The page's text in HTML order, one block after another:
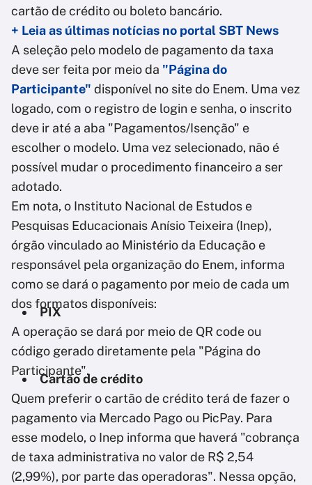
cartão de crédito ou boleto bancário.
+ Leia as últimas notícias no portal SBT News
A seleção pelo modelo de pagamento da taxa
deve ser feita por meio da "Página do
Participante" disponível no site do Enem. Uma vez
logado, com o registro de login e senha, o inscrito
deve ir até a aba "Pagamentos/Isenção" e
escolher o modelo. Uma vez selecionado, não é
possível mudar o procedimento financeiro a ser
adotado.
Em nota, o Instituto Nacional de Estudos e
Pesquisas Educacionais Anísio Teixeira (Inep),
órgão vinculado ao Ministério da Educação e
responsável pela organização do Enem, informa
como se dará o pagamento por meio de cada um
dos formatos disponíveis:
PIX
A operação se dará por meio de QR code ou
código gerado diretamente pela "Página do
Participante".
Cartão de crédito
Quem preferir o cartão de crédito terá de fazer o
pagamento via Mercado Pago ou PicPay. Para
esse modelo, o Inep informa que haverá "cobrança
de taxa administrativa no valor de R$ 2,54
(2,99%), por parte das operadoras". Nessa opção,